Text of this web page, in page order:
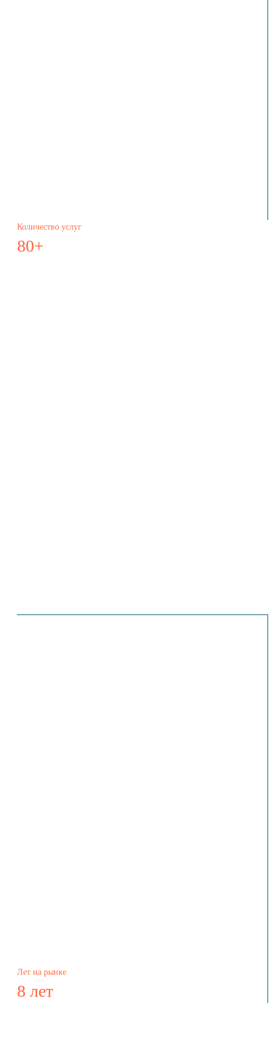
Количество услуг
80+
Лет на рынке
8 лет